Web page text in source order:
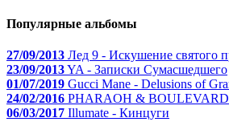
Популярные альбомы
27/09/2013 Лед 9 - Искушение святого
23/09/2013YA - Записки Сумасшедшего
01/07/2019 Gucci Mane - Delusions of
24/02/2016 PHARAOH &
06/03/2017 Illumate - Кинцуги